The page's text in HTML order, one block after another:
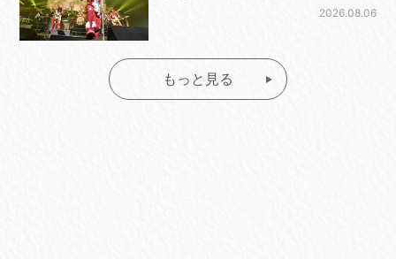
2026.08.06
もっと見る